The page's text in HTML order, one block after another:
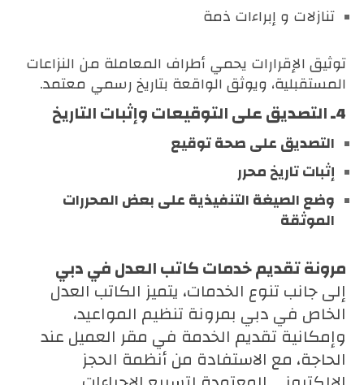
تنازلات و إبراءات ذمة
توثيق الإقرارات يحمي أطراف المعاملة من النزاعات
المستقبلية، ويوثق الواقعة بتاريخ رسمي معتمد.
4ـ التصديق على التوقيعات وإثبات التاريخ
التصديق على صحة توقيع
إثبات تاريخ محرر
وضع الصيغة التنفيذية على بعض المحررات
الموثقة
مرونة تقديم خدمات كاتب العدل في دبي
إلى جانب تنوع الخدمات، يتميز الكاتب العدل
الخاص في دبي بمرونة تنظيم المواعيد،
وإمكانية تقديم الخدمة في مقر العميل عند
الحاجة، مع الاستفادة من أنظمة الحجز